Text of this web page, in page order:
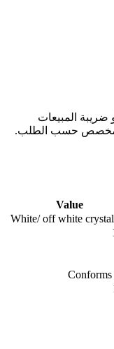
ضريبة المبيعات
المخصص حسب الطلب.
Value
White/ off white
Conforms